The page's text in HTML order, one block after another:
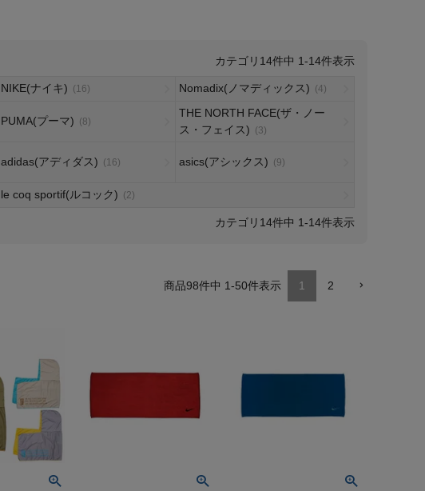
14件中 1-14件表示
NIKE(ナイキ) (16) Nomadix(ノマディックス) (4)
PUMA(プーマ) (8)
THE NORTH FACE(ザ・ノー
ス・フェイス) (3)
adidas(アディダス) (16) asics(アシックス) (9)
le coq sportif(ルコック) (2)
14件中 1-14件表示
98件中 1-50件表示 1 2